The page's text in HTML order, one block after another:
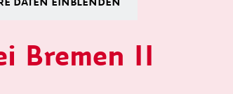
Bremen II